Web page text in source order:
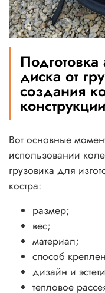
диска от
создания
конструкции
Вот основные
использовании
грузовика для
костра:
размер;
вес;
материал;
способ
дизайн и
тепловое